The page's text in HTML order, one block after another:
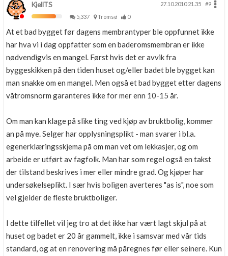
KjellTS 27.10.2010 21.35
#9
5,337
Tromsø 0
At et bad bygget før dagens membrantyper ble oppfunnet ikke
har hva vi i dag oppfatter som en baderomsmembran er ikke
nødvendigvis en mangel. Først hvis det er avvik fra
byggeskikken på den tiden huset og/eller badet ble bygget kan
man snakke om en mangel. Men også et bad bygget etter dagens
våtromsnorm garanteres ikke for mer enn 10-15 år.
Om man kan klage på slike ting ved kjøp av bruktbolig, kommer
an på mye. Selger har opplysningsplikt - man svarer i bl.a.
egenerklæringsskjema på om man vet om lekkasjer, og om
arbeide er utført av fagfolk. Man har som regel også en takst
der tilstand beskrives i mer eller mindre grad. Og kjøper har
undersøkelseplikt. I sær hvis boligen averteres "as is", noe som
vel gjelder de fleste bruktboliger.
I dette tilfellet vil jeg tro at det ikke har vært lagt skjul på at
huset og badet er 20 år gammelt, ikke i samsvar med vår tids
standard, og at en renovering må påregnes før eller seinere. Kun